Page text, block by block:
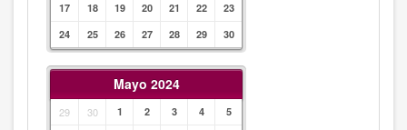
17
18 19 20 21 22
23
24
25 26 27 28 29 30
Mayo 2024
29 30 1 2 3 4
5